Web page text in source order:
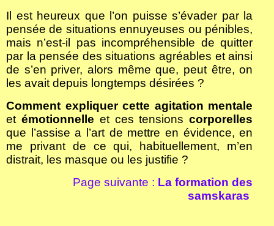
Il est heureux que l’on puisse s’évader par la
pensée de situations ennuyeuses ou pénibles,
mais n’est-il pas incompréhensible de quitter
par la pensée des situations agréables et ainsi
de s’en priver, alors même que, peut être, on
les avait depuis longtemps désirées ?
Comment expliquer cette agitation mentale
et émotionnelle et ces tensionscorporelles
que l’assise a l’art de mettre en évidence, en
me privant de ce qui, habituellement, m’en
distrait, les masque ou les justifie ?
Page suivante : La formation des
samskaras